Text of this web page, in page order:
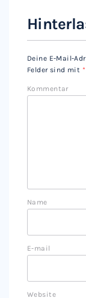
Deine E-Mail-
Felder sind mit *
Kommentar
Name
E-mail
Website